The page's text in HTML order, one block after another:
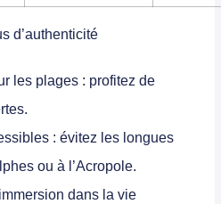
d’authenticité
les plages : profitez de
: évitez les longues
ou à l’Acropole.
dans la vie